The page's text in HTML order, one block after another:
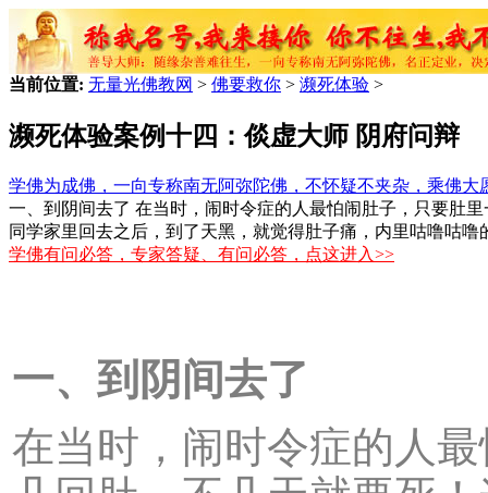
当前位置: 无量光佛教网 > 佛要救你 > 濒死体验 >
濒死体验案例十四：倓虚大师 阴府问辩
学佛为成佛，一向专称南无阿弥陀佛，不怀疑不夹杂，乘佛大
一、到阴间去了 在当时，闹时令症的人最怕闹肚子，只要肚
同学家里回去之后，到了天黑，就觉得肚子痛，内里咕噜咕噜
学佛有问必答，专家答疑、有问必答，点这进入>>
一、到阴间去了
在当时，闹时令症的人